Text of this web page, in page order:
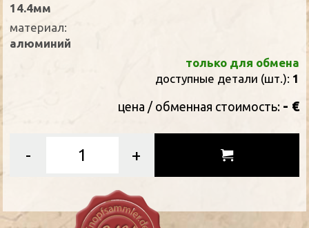
14.4мм
материал:
алюминий
только для обмена
доступные детали (шт.): 1
цена / oбменная стоимость: - €
- +